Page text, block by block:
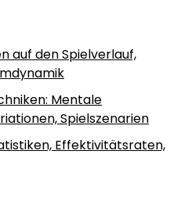
auf den Spielverlauf,
Mentale
Spielszenarien
Effektivitätsraten,